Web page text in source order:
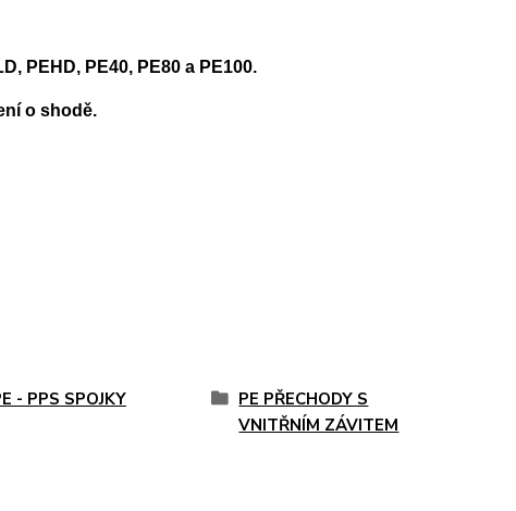
PEHD, PE40, PE80 a PE100.
o shodě.
- PPS SPOJKY
PE PŘECHODY S
VNITŘNÍM ZÁVITEM